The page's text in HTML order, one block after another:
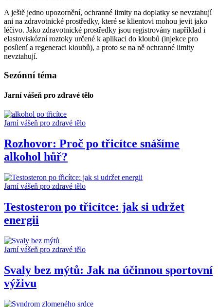
A ještě jedno upozornění, ochranné limity na doplatky se nevztahují
ani na zdravotnické prostředky, které se klientovi mohou jevit jako
léčivo. Jako zdravotnické prostředky jsou registrovány například i
elastoviskózní roztoky určené k aplikaci do kloubů (injekce pro
posílení a regeneraci kloubů), a proto se na ně ochranné limity
nevztahují.
Sezónní téma
Jarní vášeň pro zdravé tělo
Jarní vášeň pro zdravé tělo
Rozhovor: Proč po třicítce snášíme
alkohol hůř?
Jarní vášeň pro zdravé tělo
Testosteron po třicítce: jak si udržet
energii
Jarní vášeň pro zdravé tělo
Svaly bez mýtů: Jak na účinnou sportovní
výživu